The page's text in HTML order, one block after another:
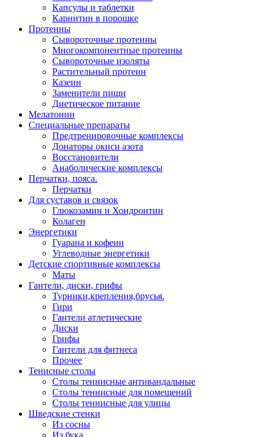
Капсулы и таблетки
Карнитин в порошке
Протеины
Сывороточные протеины
Многокомпонентные протеины
Сывороточные изоляты
Растительный протеин
Казеин
Заменители пищи
Диетическое питание
Мелатонин
Специальные препараты
Предтренировочные комплексы
Донаторы окиси азота
Восстановители
Анаболические комплексы
Перчатки, пояса.
Перчатки
Для суставов и связок
Глюкозамин и Хондроитин
Колаген
Энергетики
Гуарана и кофеин
Углеводные энергетики
Детские спортивные комплексы
Маты
Гантели, диски, грифы
Турники,крепления,брусья.
Гири
Гантели атлетические
Диски
Грифы
Гантели для фитнеса
Прочее
Тенисные столы
Столы теннисные антивандальные
Столы теннисные для помещений
Столы теннисные для улицы
Шведские стенки
Из сосны
Из бука